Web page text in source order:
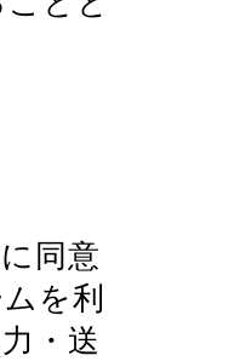
同意
を利
・送